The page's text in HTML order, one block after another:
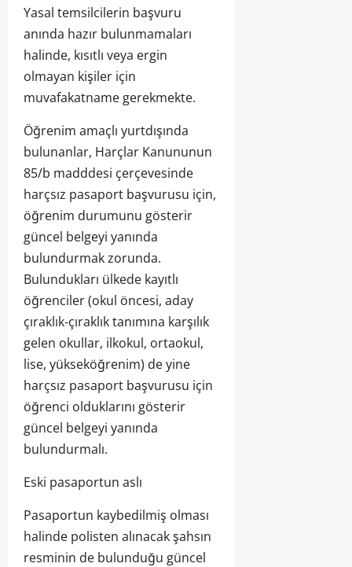
Yasal temsilcilerin başvuru
anında hazır bulunmamaları
halinde, kısıtlı veya ergin
olmayan kişiler için
muvafakatname gerekmekte.
Öğrenim amaçlı yurtdışında
bulunanlar, Harçlar Kanununun
85/b madddesi çerçevesinde
harçsız pasaport başvurusu için,
öğrenim durumunu gösterir
güncel belgeyi yanında
bulundurmak zorunda.
Bulundukları ülkede kayıtlı
öğrenciler (okul öncesi, aday
çıraklık-çıraklık tanımına karşılık
gelen okullar, ilkokul, ortaokul,
lise, yükseköğrenim) de yine
harçsız pasaport başvurusu için
öğrenci olduklarını gösterir
güncel belgeyi yanında
bulundurmalı.
Eski pasaportun aslı
Pasaportun kaybedilmiş olması
halinde polisten alınacak şahsın
resminin de bulunduğu güncel